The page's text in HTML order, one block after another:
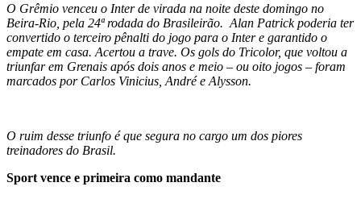
O Grêmio venceu o Inter de virada na noite deste domingo no
Beira-Rio, pela 24ª rodada do Brasileirão. Alan Patrick poderia ter
convertido o terceiro pênalti do jogo para o Inter e garantido o
empate em casa. Acertou a trave. Os gols do Tricolor, que voltou a
triunfar em Grenais após dois anos e meio – ou oito jogos – foram
marcados por Carlos Vinicius, André e Alysson.
O ruim desse triunfo é que segura no cargo um dos piores
treinadores do Brasil.
Sport vence e primeira como mandante